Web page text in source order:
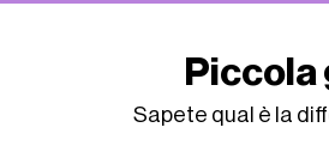
Piccola
Sapete qual è la